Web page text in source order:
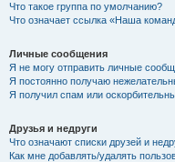
Что такое группа по умолчанию?
Что означает ссылка «Наша
Личные сообщения
Я не могу отправить личные
Я постоянно получаю
Я получил спам или
Друзья и недруги
Что означают списки друзей и
Как мне добавлять/удалять